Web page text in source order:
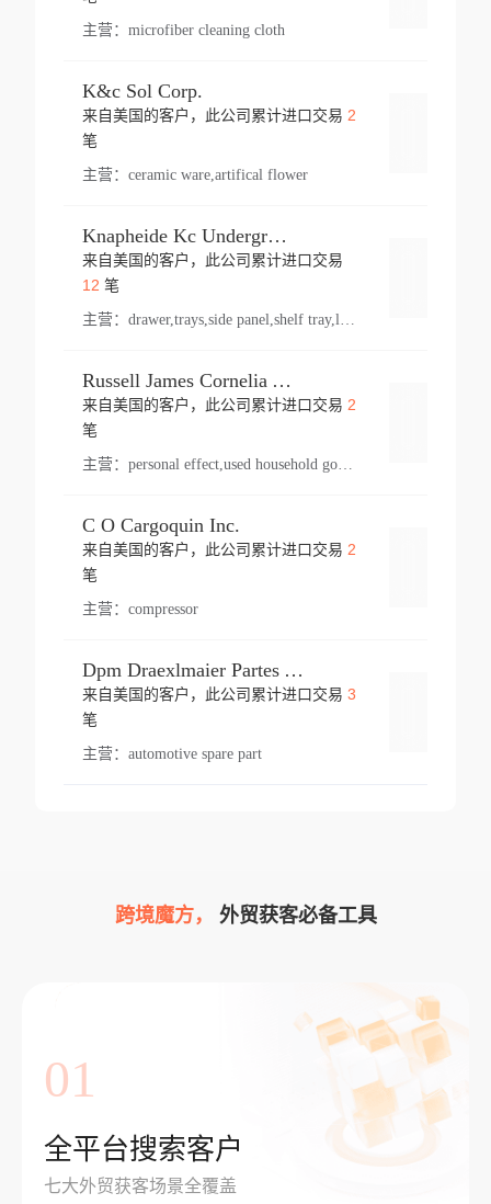
主营： microfiber cleaning cloth
K&c Sol Corp.
来自美国的客户，此公司累计进口交易 2
笔
主营： ceramic ware,artifical flower
Knapheide Kc Underground
来自美国的客户，此公司累计进口交易
12 笔
主营：
Russell James Cornelia Arlington Va
来自美国的客户，此公司累计进口交易 2
笔
主营： personal effect,used household goods
C O Cargoquin Inc.
来自美国的客户，此公司累计进口交易 2
笔
主营： compressor
Dpm Draexlmaier Partes Automotrices Corr Ind Huejotzingo
来自美国的客户，此公司累计进口交易 3
笔
主营： automotive spare part
跨境魔方， 外贸获客必备工具
01
全平台搜索客户
七大外贸获客场景全覆盖